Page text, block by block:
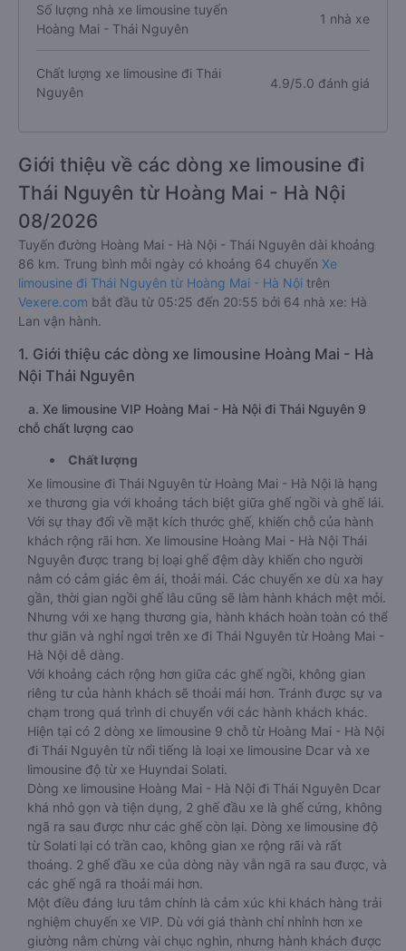
Số lượng nhà xe limousine tuyến
Hoàng Mai - Thái Nguyên
1 nhà xe
Chất lượng xe limousine đi Thái
Nguyên
4.9/5.0 đánh giá
Giới thiệu về các dòng xe limousine đi
Thái Nguyên từ Hoàng Mai - Hà Nội
08/2026
Tuyến đường Hoàng Mai - Hà Nội - Thái Nguyên dài khoảng
86 km. Trung bình mỗi ngày có khoảng 64 chuyến Xe
limousine đi Thái Nguyên từ Hoàng Mai - Hà Nội trên
Vexere.com bắt đầu từ 05:25 đến 20:55 bởi 64 nhà xe: Hà
Lan vận hành.
1. Giới thiệu các dòng xe limousine Hoàng Mai - Hà
Nội Thái Nguyên
a. Xe limousine VIP Hoàng Mai - Hà Nội đi Thái Nguyên 9
chỗ chất lượng cao
Chất lượng
Xe limousine đi Thái Nguyên từ Hoàng Mai - Hà Nội là hạng
xe thương gia với khoảng tách biệt giữa ghế ngồi và ghế lái.
Với sự thay đổi về mặt kích thước ghế, khiến chỗ của hành
khách rộng rãi hơn. Xe limousine Hoàng Mai - Hà Nội Thái
Nguyên được trang bị loại ghế đệm dày khiến cho người
nằm có cảm giác êm ái, thoải mái. Các chuyến xe dù xa hay
gần, thời gian ngồi ghế lâu cũng sẽ làm hành khách mệt mỏi.
Nhưng với xe hạng thương gia, hành khách hoàn toàn có thể
thư giãn và nghỉ ngơi trên xe đi Thái Nguyên từ Hoàng Mai -
Hà Nội dễ dàng.
Với khoảng cách rộng hơn giữa các ghế ngồi, không gian
riêng tư của hành khách sẽ thoải mái hơn. Tránh được sự va
chạm trong quá trình di chuyển với các hành khách khác.
Hiện tại có 2 dòng xe limousine 9 chỗ từ Hoàng Mai - Hà Nội
đi Thái Nguyên từ nổi tiếng là loại xe limousine Dcar và xe
limousine độ từ xe Huyndai Solati.
Dòng xe limousine Hoàng Mai - Hà Nội đi Thái Nguyên Dcar
khá nhỏ gọn và tiện dụng, 2 ghế đầu xe là ghế cứng, không
ngã ra sau được như các ghế còn lại. Dòng xe limousine độ
từ Solati lại có trần cao, không gian xe rộng rãi và rất
thoáng. 2 ghế đầu xe của dòng này vẫn ngã ra sau được, và
các ghế ngã ra thoải mái hơn.
Một điều đáng lưu tâm chính là cảm xúc khi khách hàng trải
nghiệm chuyến xe VIP. Dù với giá thành chỉ nhỉnh hơn xe
giường nằm chừng vài chục nghìn, nhưng hành khách được